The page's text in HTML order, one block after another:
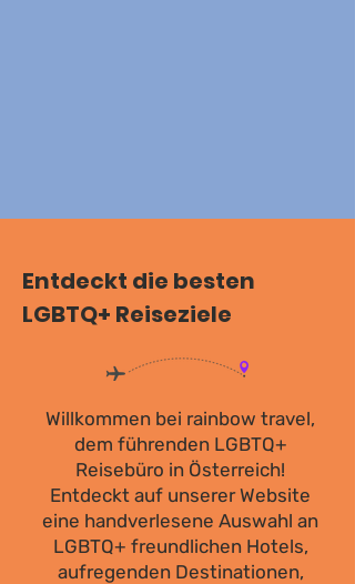
Entdeckt die besten
LGBTQ+ Reiseziele
Willkommen bei rainbow travel,
dem führenden LGBTQ+
Reisebüro in Österreich!
Entdeckt auf unserer Website
eine handverlesene Auswahl an
LGBTQ+ freundlichen Hotels,
aufregenden Destinationen,